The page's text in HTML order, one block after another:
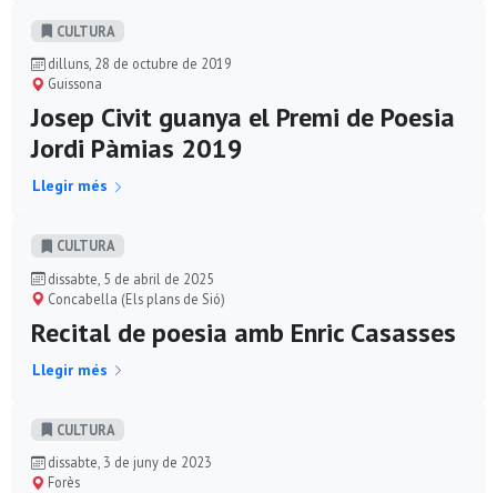
CULTURA
dilluns, 28 de octubre de 2019
Guissona
Josep Civit guanya el Premi de Poesia
Jordi Pàmias 2019
Llegir més
CULTURA
dissabte, 5 de abril de 2025
Concabella (Els plans de Sió)
Recital de poesia amb Enric Casasses
Llegir més
CULTURA
dissabte, 3 de juny de 2023
Forès